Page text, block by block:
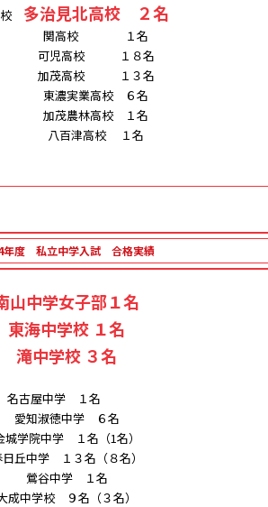
多治見北高校 ２名
高校 １名
児高校 １８名
茂高校 １３名
濃実業高校 ６名
茂農林高校 １名
百津高校 １名
年度 私立中学入試 合格実績
山中学女子部１名
東海中学校 １名
滝中学校 ３名
名古屋中学 １名
愛知淑徳中学 ６名
城学院中学 １名（1名）
日丘中学 １３名（８名）
鶯谷中学 １名
成中学校 ９名（３名）